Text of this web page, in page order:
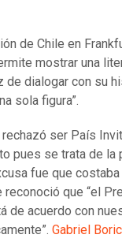
de Chile en
mostrar una
de dialogar con su
sola figura”.
rechazó ser País
pues se trata de la
fue que
reconoció que “el
de acuerdo con
Gabriel Boric